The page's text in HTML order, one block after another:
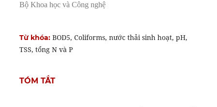
Bộ Khoa học và Công nghệ
Từ khóa: BOD5, Coliforms, nước thải sinh hoạt, pH,
TSS, tổng N và P
TÓM TẮT